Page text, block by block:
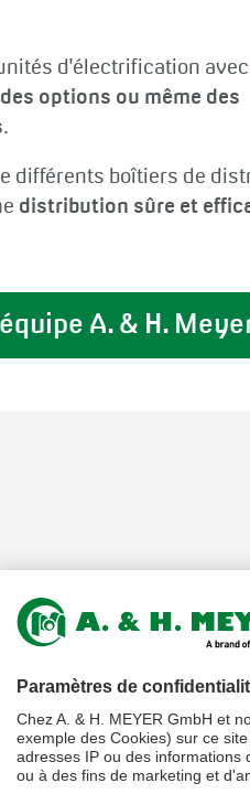
d'électrification
options ou même des
.
différents boîtiers de
distribution sûre et
A. & H.
et de